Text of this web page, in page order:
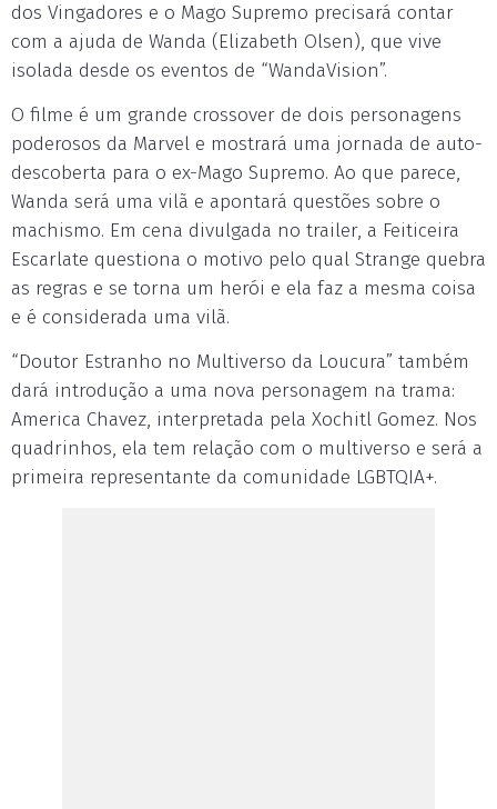
dos Vingadores e o Mago Supremo precisará contar
com a ajuda de Wanda (Elizabeth Olsen), que vive
isolada desde os eventos de “WandaVision”.
O filme é um grande crossover de dois personagens
poderosos da Marvel e mostrará uma jornada de auto-
descoberta para o ex-Mago Supremo. Ao que parece,
Wanda será uma vilã e apontará questões sobre o
machismo. Em cena divulgada no trailer, a Feiticeira
Escarlate questiona o motivo pelo qual Strange quebra
as regras e se torna um herói e ela faz a mesma coisa
e é considerada uma vilã.
“Doutor Estranho no Multiverso da Loucura” também
dará introdução a uma nova personagem na trama:
America Chavez, interpretada pela Xochitl Gomez. Nos
quadrinhos, ela tem relação com o multiverso e será a
primeira representante da comunidade LGBTQIA+.